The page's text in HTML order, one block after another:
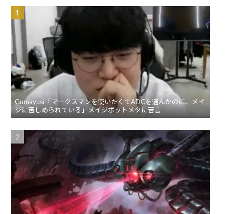
Gumayusi「マークスマンを使いたくてADCを選んだのに、メイ
ジに苦しめられている」メイジボットメタに苦言